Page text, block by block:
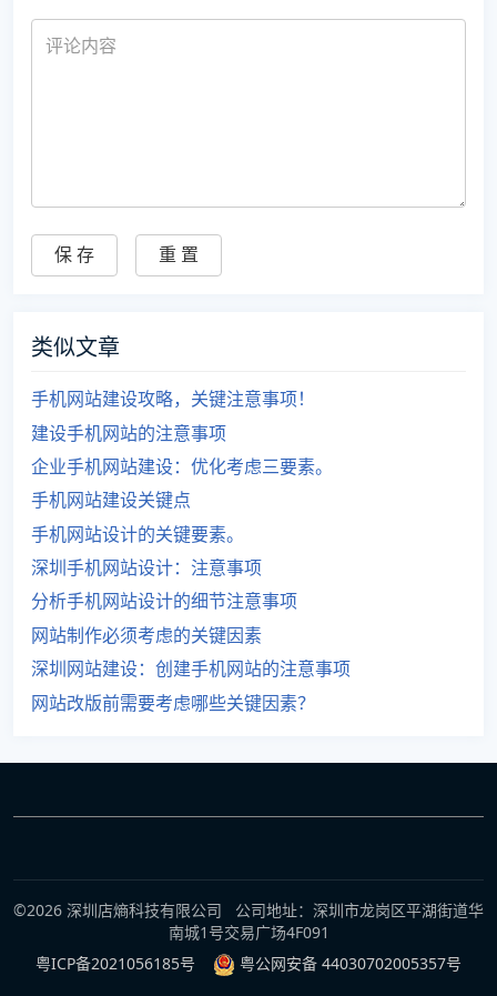
类似文章
手机网站建设攻略，关键注意事项！
建设手机网站的注意事项
企业手机网站建设：优化考虑三要素。
手机网站建设关键点
手机网站设计的关键要素。
深圳手机网站设计：注意事项
分析手机网站设计的细节注意事项
网站制作必须考虑的关键因素
深圳网站建设：创建手机网站的注意事项
网站改版前需要考虑哪些关键因素？
©2026 深圳店熵科技有限公司 公司地址：深圳市龙岗区平湖街道华
南城1号交易广场4F091
粤ICP备2021056185号
粤公网安备 44030702005357号